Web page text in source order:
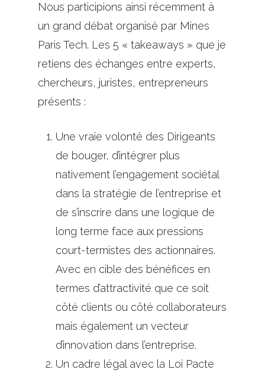
Nous participions ainsi récemment à
un grand débat organisé par Mines
Paris Tech. Les 5 « takeaways » que je
retiens des échanges entre experts,
chercheurs, juristes, entrepreneurs
présents :
Une vraie volonté des Dirigeants
de bouger, d’intégrer plus
nativement l’engagement sociétal
dans la stratégie de l’entreprise et
de s’inscrire dans une logique de
long terme face aux pressions
court-termistes des actionnaires.
Avec en cible des bénéfices en
termes d’attractivité que ce soit
côté clients ou côté collaborateurs
mais également un vecteur
d’innovation dans l’entreprise.
Un cadre légal avec la Loi Pacte